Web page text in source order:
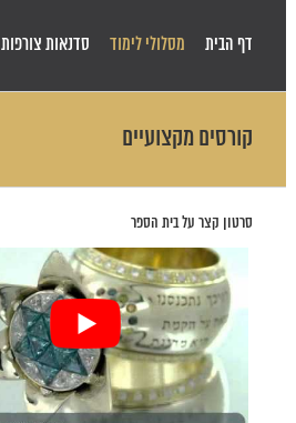
דף הבית מסלולי לימוד סדנאות צורפות
קורסים מקצועיים
סרטון קצר על בית הספר